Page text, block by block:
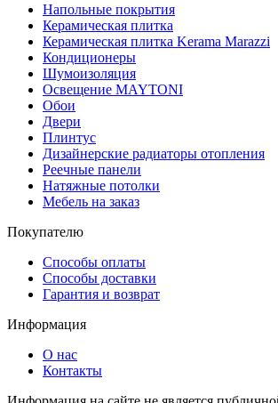
Напольные покрытия
Керамическая плитка
Керамическая плитка Kerama Marazzi
Кондиционеры
Шумоизоляция
Освещение MAYTONI
Обои
Двери
Плинтус
Дизайнерские радиаторы отопления
Реечные панели
Натяжные потолки
Мебель на заказ
Покупателю
Способы оплаты
Способы доставки
Гарантия и возврат
Информация
О нас
Контакты